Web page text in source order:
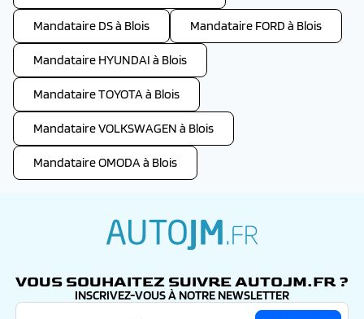
Mandataire DS à Blois Mandataire FORD à Blois
Mandataire HYUNDAI à Blois
Mandataire TOYOTA à Blois
Mandataire VOLKSWAGEN à Blois
Mandataire OMODA à Blois
VOUS SOUHAITEZ SUIVRE AUTOJM.FR ?
INSCRIVEZ-VOUS À NOTRE NEWSLETTER